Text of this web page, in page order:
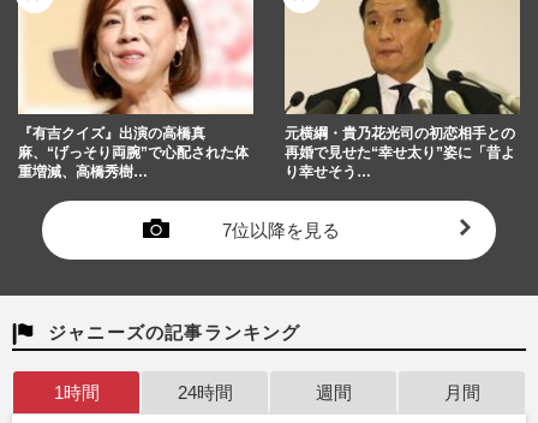
『有吉クイズ』出演の高橋真
麻、“げっそり両腕”で心配された体
重増減、高橋秀樹…
元横綱・貴乃花光司の初恋相手との
再婚で見せた“幸せ太り”姿に「昔よ
り幸せそう…
7位以降を見る
ジャニーズの記事ランキング
1時間 24時間 週間 月間